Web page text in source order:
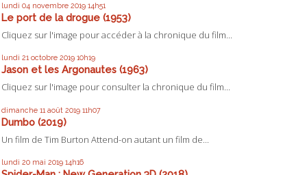
lundi 04 novembre 2019 14h51
Le port de la drogue (1953)
Cliquez sur l'image pour accéder à la chronique du film...
lundi 21 octobre 2019 10h19
Jason et les Argonautes (1963)
Cliquez sur l'image pour consulter la chronique du film...
dimanche 11 août 2019 11h07
Dumbo (2019)
Un film de Tim Burton Attend-on autant un film de...
lundi 20 mai 2019 14h16